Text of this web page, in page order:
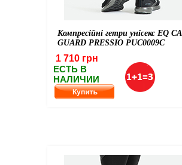
Компресійні гетри унісекс EQ
GUARD PRESSIO PUC0009C
1 710 грн
ЕСТЬ В
НАЛИЧИИ